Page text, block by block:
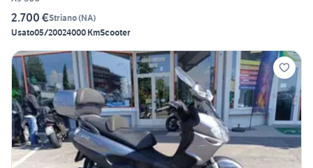
2.700 €Striano(NA)
Usato05/20024000 KmScooter